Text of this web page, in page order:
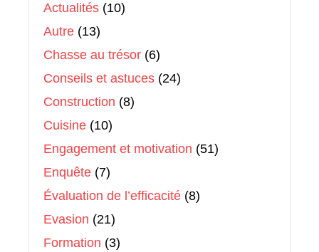
Actualités (10)
Autre (13)
Chasse au trésor (6)
Conseils et astuces (24)
Construction (8)
Cuisine (10)
Engagement et motivation (51)
Enquête (7)
Évaluation de l’efficacité (8)
Evasion (21)
Formation (3)